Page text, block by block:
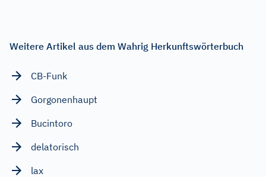
Weitere Artikel aus dem Wahrig Herkunftswörterbuch
CB-Funk
Gorgonenhaupt
Bucintoro
delatorisch
lax